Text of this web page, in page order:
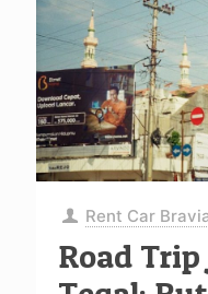
Rent Car
Road